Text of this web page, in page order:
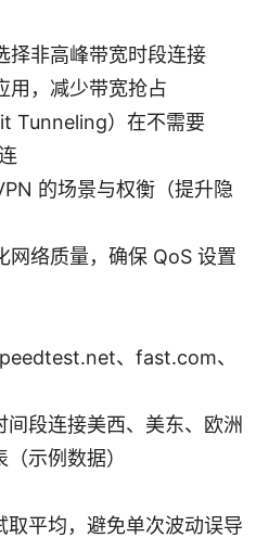
择非高峰带宽时段连接
用，减少带宽抢占
Tunneling）在不需要
的场景与权衡（提升隐
网络质量，确保 QoS 设置
、fast.com、
间段连接美西、美东、欧洲
示例数据）
取平均，避免单次波动误导